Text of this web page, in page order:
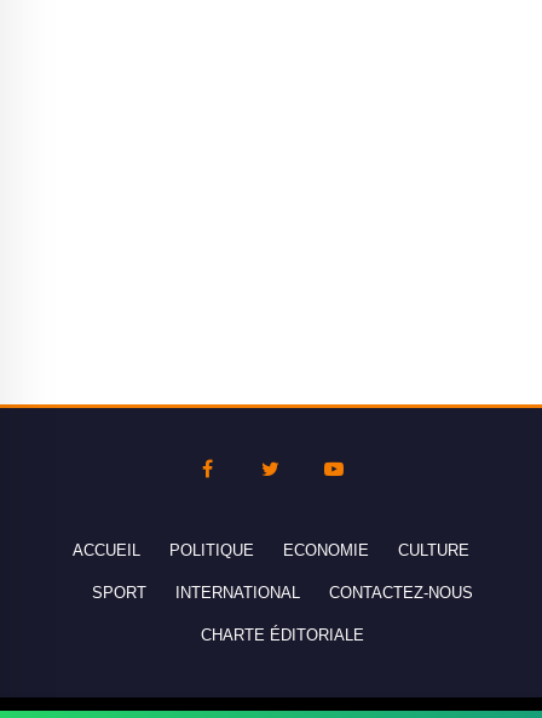
ACCUEIL POLITIQUE ECONOMIE CULTURE
SPORT INTERNATIONAL CONTACTEZ-NOUS
CHARTE ÉDITORIALE